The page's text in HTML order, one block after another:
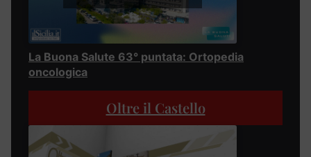
La Buona Salute 63° puntata: Ortopedia
oncologica
Oltre il Castello